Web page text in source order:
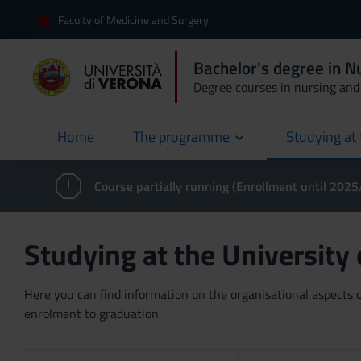
Faculty of Medicine and Surgery
Bachelor's degree in
Degree courses in nursing
Home
current The programme Studying
Course partially running (Enrollment until
Studying at the University
Here you can find information on the organisational
enrolment to graduation.